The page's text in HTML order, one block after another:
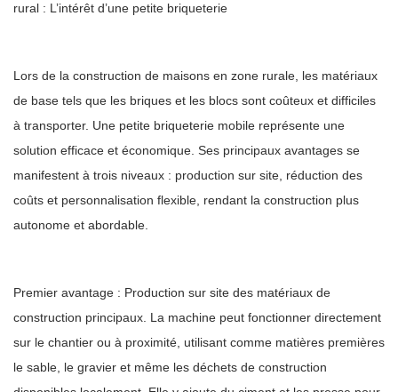
rural : L’intérêt d’une petite briqueterie
Lors de la construction de maisons en zone rurale, les matériaux
de base tels que les briques et les blocs sont coûteux et difficiles
à transporter. Une petite briqueterie mobile représente une
solution efficace et économique. Ses principaux avantages se
manifestent à trois niveaux : production sur site, réduction des
coûts et personnalisation flexible, rendant la construction plus
autonome et abordable.
Premier avantage : Production sur site des matériaux de
construction principaux. La machine peut fonctionner directement
sur le chantier ou à proximité, utilisant comme matières premières
le sable, le gravier et même les déchets de construction